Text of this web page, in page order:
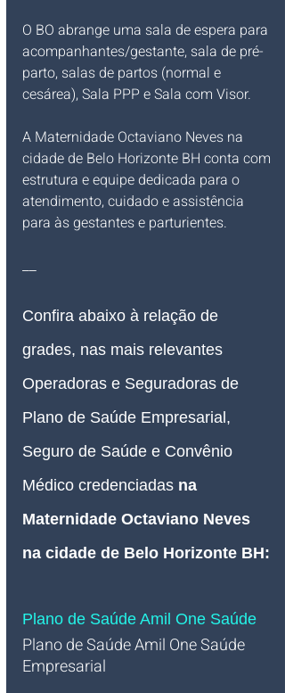
O BO abrange uma sala de espera para
acompanhantes/gestante, sala de pré-
parto, salas de partos (normal e
cesárea), Sala PPP e Sala com Visor.
A Maternidade Octaviano Neves na
cidade de Belo Horizonte BH conta com
estrutura e equipe dedicada para o
atendimento, cuidado e assistência
para às gestantes e parturientes.
__
Confira abaixo à relação de
grades, nas mais relevantes
Operadoras e Seguradoras de
Plano de Saúde Empresarial,
Seguro de Saúde e Convênio
Médico credenciadas na
Maternidade Octaviano Neves
na cidade de Belo Horizonte BH:
Plano de Saúde Amil One Saúde
Plano de Saúde Amil One Saúde
Empresarial